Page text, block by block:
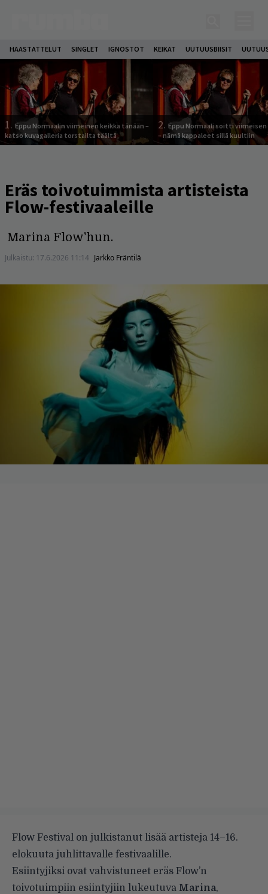
HAASTATTELUT SINGLET IGNOSTOT KEIKAT UUTUUSBIISIT
1. Eppu Normaalin viimeinen keikka tänään –
katso kuvagalleria torstailta täältä
2. Eppu Normaali soitti viimeisen
– nämä kappaleet sillä kuultiin
Eräs toivotuimmista artisteista
Flow-festivaaleille
Marina Flow'hun.
Julkaistu: 17.6.2026 11:14 Jarkko Fräntilä
Flow Festival on julkistanut lisää artisteja 14–16.
elokuuta juhlittavalle festivaalille.
Esiintyjiksi ovat vahvistuneet eräs Flow’n
toivotuimpiin esiintyjiin lukeutuva Marina,